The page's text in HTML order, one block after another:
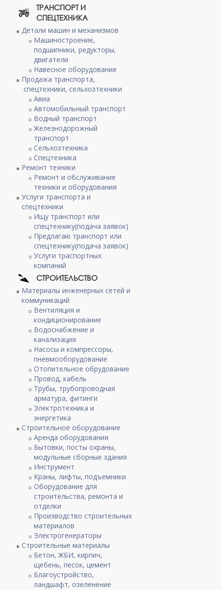
ТРАНСПОРТ И
СПЕЦТЕХНИКА
Детали машин и механизмов
Машиностроение,
подшипники, редукторы,
двигатели
Навесное оборудование
Продажа транспорта,
спецтехники, сельхозтехники
Авиа
Автомобильный транспорт
Водный транспорт
Железнодорожный
транспорт
Сельхозтехника
Спецтехника
Ремонт техники
Ремонт и обслуживание
техники и оборудования
Услуги транспорта и
спецтехники
Ищу транспорт или
спецтехнику(подача заявок)
Предлагаю транспорт или
спецтехнику(подача заявок)
Услуги траспортных
компаний
СТРОИТЕЛЬСТВО
Материалы инженерных сетей и
коммуникаций
Вентиляция и
кондиционирование
Водоснабжение и
канализация
Насосы и компрессоры,
пневмооборудование
Отопительное обрудование
Провод, кабель
Трубы, трубопроводная
арматура, фитинги
Электротехника и
энергетика
Строительное оборудование
Аренда оборудования
Бытовки, посты охраны,
модульные сборные здания
Инструмент
Краны, лифты, подъемники
Оборудование для
строительства, ремонта и
отделки
Производство строительных
материалов
Электрогенераторы
Строительные материалы
Бетон, ЖБИ, кирпич,
щебень, песок, цемент
Благоустройство,
ландшафт, озеленение